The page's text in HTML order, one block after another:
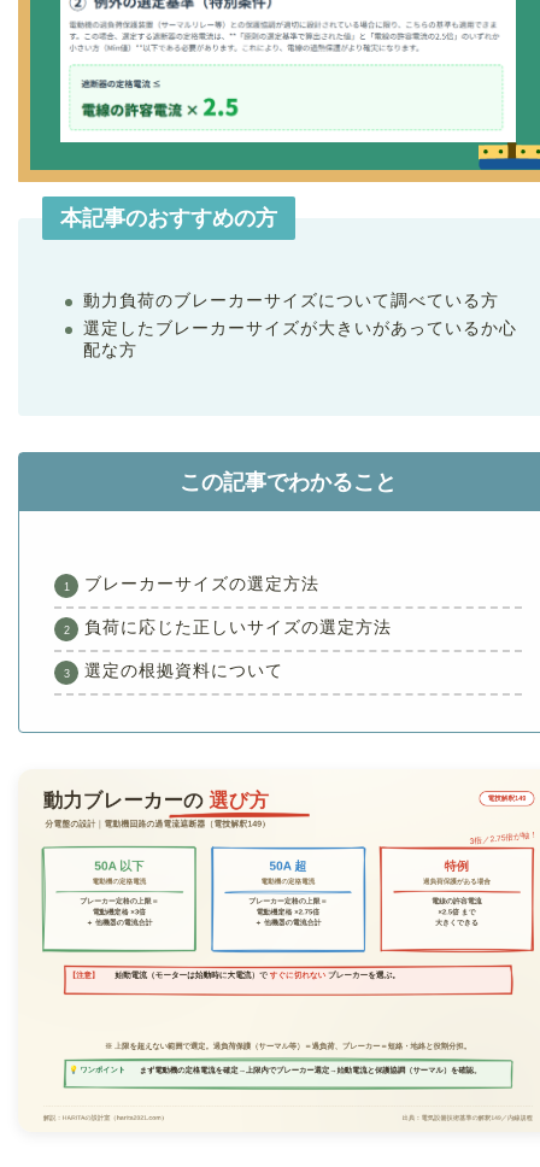
本記事のおすすめの方
動力負荷のブレーカーサイズについて調べている方
選定したブレーカーサイズが大きいがあっているか心
配な方
この記事でわかること
ブレーカーサイズの選定方法
負荷に応じた正しいサイズの選定方法
選定の根拠資料について